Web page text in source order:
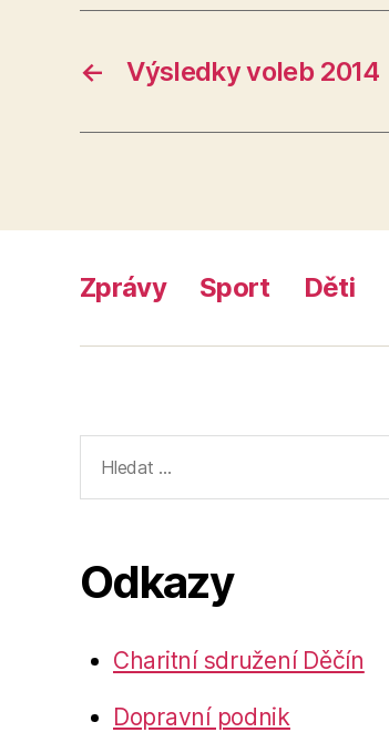
← Výsledky voleb 2014
Zprávy Sport Děti
vyhledávání:
Odkazy
Charitní sdružení Děčín
Dopravní podnik